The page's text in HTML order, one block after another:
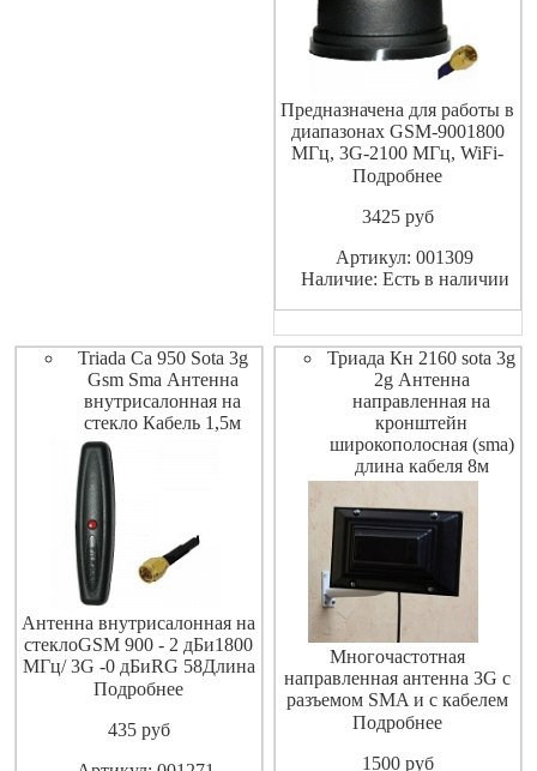
Предназначена для работы в
диапазонах GSM-9001800
МГц, 3G-2100 МГц, WiFi-
2400МГц и 4G WiMAX-
Подробнее
3425pуб
Артикул: 001309
Наличие: Есть в наличии
Triada Ca 950 Sota 3g
Gsm Sma Антенна
внутрисалонная на
стекло Кабель 1,5м
Антенна внутрисалонная на
стеклоGSM 900 - 2 дБи1800
МГц/ 3G -0 дБиRG 58Длина
кабеля 1,5 мРазъём SMA
Подробнее
435pуб
Триада Кн 2160 sota 3g
2g Антенна
направленная на
кронштейн
широкополосная (sma)
длина кабеля 8м
Многочастотная
направленная антенна 3G с
разъемом SMA и с кабелем
на 8 метров .
Подробнее
1500pуб